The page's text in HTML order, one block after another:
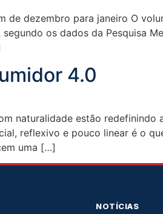
de dezembro para janeiro O
os dados da Pesquisa
4.0
naturalidade estão
reflexivo e pouco linear é o
uma […]
NOTÍCIAS